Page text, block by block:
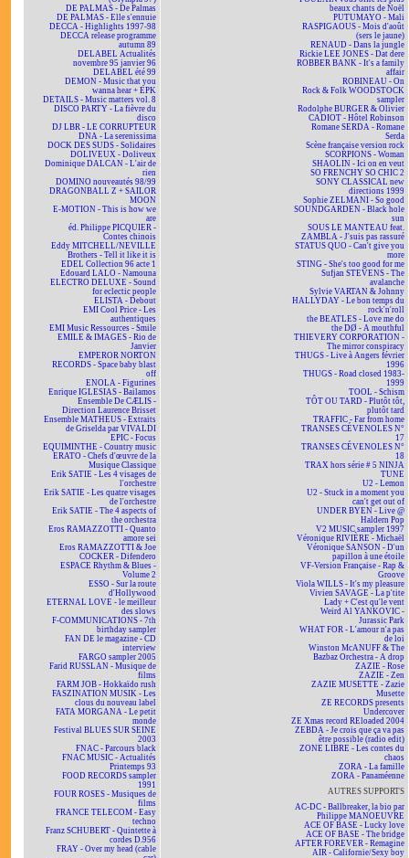
DE PALMAS - De Palmas
DE PALMAS - Elle s'ennuie
DECCA - Highlights 1997-98
DECCA release programme
autumn 89
DELABEL Actualités
novembre 95 janvier 96
DELABEL été 99
DEMON - Music that you
wanna hear + EPK
DETAILS - Music matters vol. 8
DISCO PARTY - La fièvre du
disco
DJ LBR - LE CORRUPTEUR
DNA - La serenissima
DOCK DES SUDS - Solidaires
DOLIVEUX - Doliveux
Dominique DALCAN - L'air de
rien
DOMINO nouveautés 98/99
DRAGONBALL Z + SAILOR
MOON
E-MOTION - This is how we
are
éd. Philippe PICQUIER -
Contes chinois
Eddy MITCHELL/NEVILLE
Brothers - Tell it like it is
EDEL Collection 96 acte 1
Edouard LALO - Namouna
ELECTRO DELUXE - Sound
for eclectic people
ELISTA - Debout
EMI Cool Price - Les
authentiques
EMI Music Ressources - Smile
EMILE & IMAGES - Rio de
Janvier
EMPEROR NORTON
RECORDS - Space baby blast
off
ENOLA - Figurines
Enrique IGLESIAS - Bailamos
Ensemble De CÆLIS -
Direction Laurence Brisset
Ensemble MATHEUS - Extraits
de Griselda par VIVALDI
EPIC - Focus
EQUIMINTHE - Country music
ERATO - Chefs d'œuvre de la
Musique Classique
Erik SATIE - Les 4 visages de
l'orchestre
Erik SATIE - Les quatre visages
de l'orchestre
Erik SATIE - The 4 aspects of
the orchestra
Eros RAMAZZOTTI - Quanto
amore sei
Eros RAMAZZOTTI & Joe
COCKER - Difendero
ESPACE Rhythm & Blues -
Volume 2
ESSO - Sur la route
d'Hollywood
ETERNAL LOVE - le meilleur
des slows
F-COMMUNICATIONS - 7th
birthday sampler
FAN DE le magazine - CD
interview
FARGO sampler 2005
Farid RUSSLAN - Musique de
films
FARM JOB - Hokkaïdo rush
FASZINATION MUSIK - Les
clous du nouveau label
FATA MORGANA - Le petit
monde
Festival BLUES SUR SEINE
2003
FNAC - Parcours black
FNAC MUSIC - Actualités
Printemps 93
FOOD RECORDS sampler
1991
FOUR ROSES - Musiques de
films
FRANCE TELECOM - Easy
techno
Franz SCHUBERT - Quintette à
cordes D.956
FRAY - Over my head (cable
beaux chants de Noël
PUTUMAYO - Mali
RASPIGAOUS - Mois d'août
(sers le jaune)
RENAUD - Dans la jungle
Rickie LEE JONES - Dat dere
ROBBER BANK - It's a family
affair
ROBINEAU - On
Rock & Folk WOODSTOCK
sampler
Rodolphe BURGER & Olivier
CADIOT - Hôtel Robinson
Romane SERDA - Romane
Serda
Scène française version rock
SCORPIONS - Woman
SHAOLIN - Ici on en veut
SO FRENCHY SO CHIC 2
SONY CLASSICAL new
directions 1999
Sophie ZELMANI - So good
SOUNDGARDEN - Black hole
sun
SOUS LE MANTEAU feat.
ZAMBLA - J'suis pas rassuré
STATUS QUO - Can't give you
more
STING - She's too good for me
Sufjan STEVENS - The
avalanche
Sylvie VARTAN & Johnny
HALLYDAY - Le bon temps du
rock'n'roll
the BEATLES - Love me do
the DØ - A mouthful
THIEVERY CORPORATION -
The mirror conspiracy
THUGS - Live à Angers février
1996
THUGS - Road closed 1983-
1999
TOOL - Schism
TÔT OU TARD - Plutôt tôt,
plutôt tard
TRAFFIC - Far from home
TRANSES CÉVENOLES N°
17
TRANSES CÉVENOLES N°
18
TRAX hors série # 5 NINJA
TUNE
U2 - Lemon
U2 - Stuck in a moment you
can't get out of
UNDER BYEN - Live @
Haldern Pop
V2 MUSIC sampler 1997
Véronique RIVIÈRE - Michaël
Véronique SANSON - D'un
papillon à une étoile
VF-Version Française - Rap &
Groove
Viola WILLS - It's my pleasure
Vivien SAVAGE - La p'tite
Lady + C'est qu'le vent
Weird Al YANKOVIC -
Jurassic Park
WHAT FOR - L'amour n'a pas
de loi
Winston McANUFF & The
Bazbaz Orchestra - A drop
ZAZIE - Rose
ZAZIE - Zen
ZAZIE MUSETTE - Zazie
Musette
ZE RECORDS presents
Undercover
ZE Xmas record REloaded 2004
ZEBDA - Je crois que ça va pas
être possible (radio edit)
ZONE LIBRE - Les contes du
chaos
ZORA - La famille
ZORA - Panaméenne
AUTRES SUPPORTS
AC-DC - Ballbreaker, la bio par
Philippe MANOEUVRE
ACE OF BASE - Lucky love
ACE OF BASE - The bridge
AFTER FOREVER - Remagine
AIR - Californie/Sexy boy